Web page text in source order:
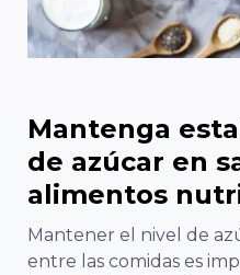
Mantenga
de azúcar en
alimentos
Mantener el nivel de
entre las comidas es